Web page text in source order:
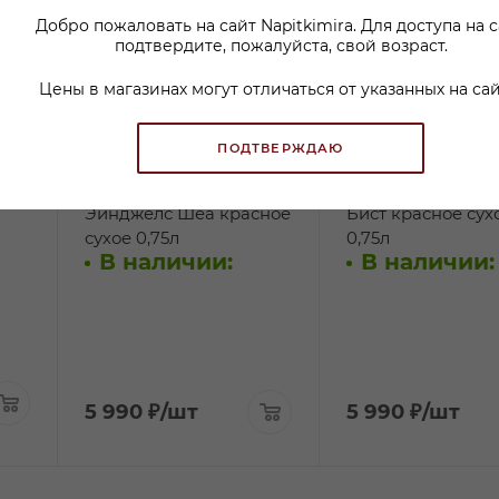
Добро пожаловать на сайт Napitkimira. Для доступа на
подтвердите, пожалуйста, свой возраст.
Цены в магазинах могут отличаться от указанных на
ПОДТВЕРЖДАЮ
Эйнджелс Шеа красное
сухое 0,75л
В наличии:
5 990 ₽/шт
Бист красное
0,75л
В наличии:
5 990 ₽/шт